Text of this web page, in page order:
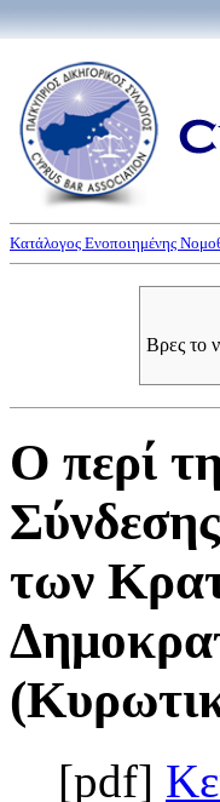
Κατάλογος Ενοποιημένης
Βρες το
Ο περί
των
[pdf]